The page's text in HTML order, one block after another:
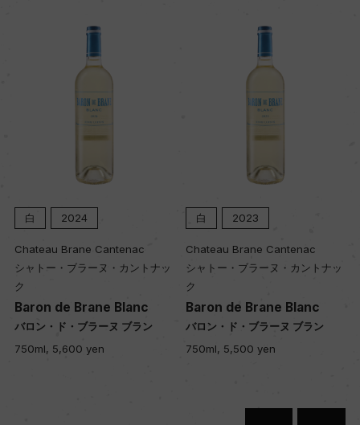
白 2024
Chateau Brane Cantenac
シャトー・ブラーヌ・カントナッ
ク
Baron de Brane Blanc
バロン・ド・ブラーヌ ブラン
750ml, 5,600 yen
白 2023
Chateau Brane Cantenac
シャトー・ブラーヌ・カントナッ
ク
Baron de Brane Blanc
バロン・ド・ブラーヌ ブラン
750ml, 5,500 yen